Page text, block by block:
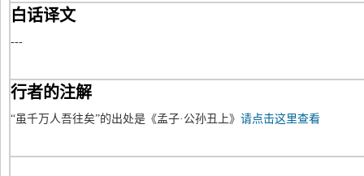
白话译文
---
行者的注解
“虽千万人吾往矣”的出处是《孟子·公孙丑上》 请点击这里查看